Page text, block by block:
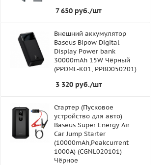
7 650 руб./шт
Внешний аккумулятор
Baseus Bipow Digital
Display Power bank
30000mAh 15W Чёрный
(PPDML-K01, PPBD050201)
3 320 руб./шт
Стартер (Пусковое
устройство для авто)
Baseus Super Energy Air
Car Jump Starter
(10000mAh,Peakcurrent
1000A) (CGNL020101)
Чёрное